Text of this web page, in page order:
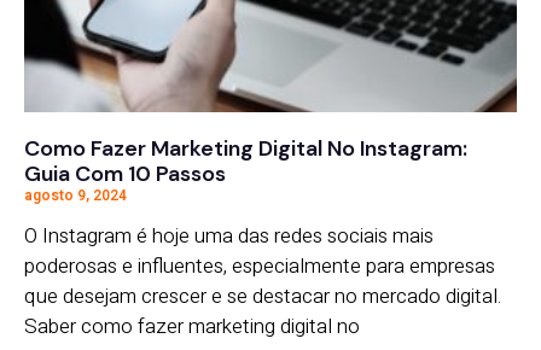
Como Fazer Marketing Digital No Instagram:
Guia Com 10 Passos
agosto 9, 2024
O Instagram é hoje uma das redes sociais mais
poderosas e influentes, especialmente para empresas
que desejam crescer e se destacar no mercado digital.
Saber como fazer marketing digital no